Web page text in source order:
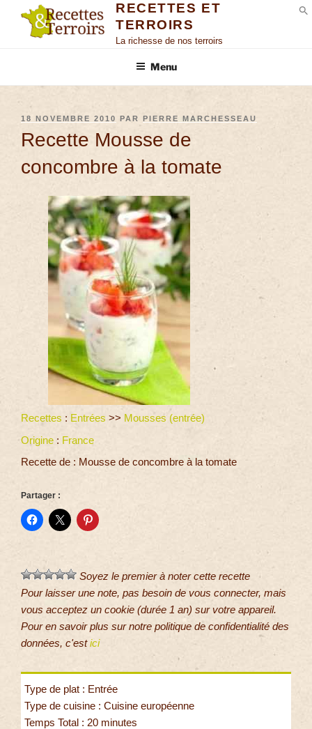
RECETTES ET
TERROIRS
La richesse de nos terroirs
Menu
18 NOVEMBRE 2010 PAR PIERRE MARCHESSEAU
Recette Mousse de
concombre à la tomate
Recettes : Entrées >> Mousses (entrée)
Origine : France
Recette de : Mousse de concombre à la tomate
Partager :
Soyez le premier à noter cette recette
Pour laisser une note, pas besoin de vous connecter, mais
vous acceptez un cookie (durée 1 an) sur votre appareil.
Pour en savoir plus sur notre politique de confidentialité des
données, c'estici
Type de plat : Entrée
Type de cuisine : Cuisine européenne
Temps Total : 20 minutes